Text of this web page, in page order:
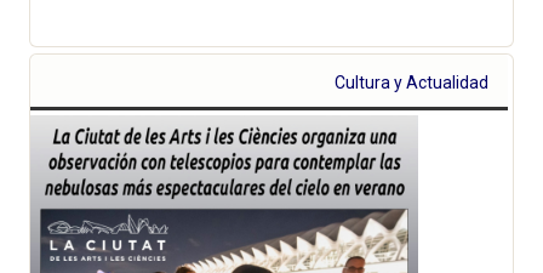
Cultura y Actualidad